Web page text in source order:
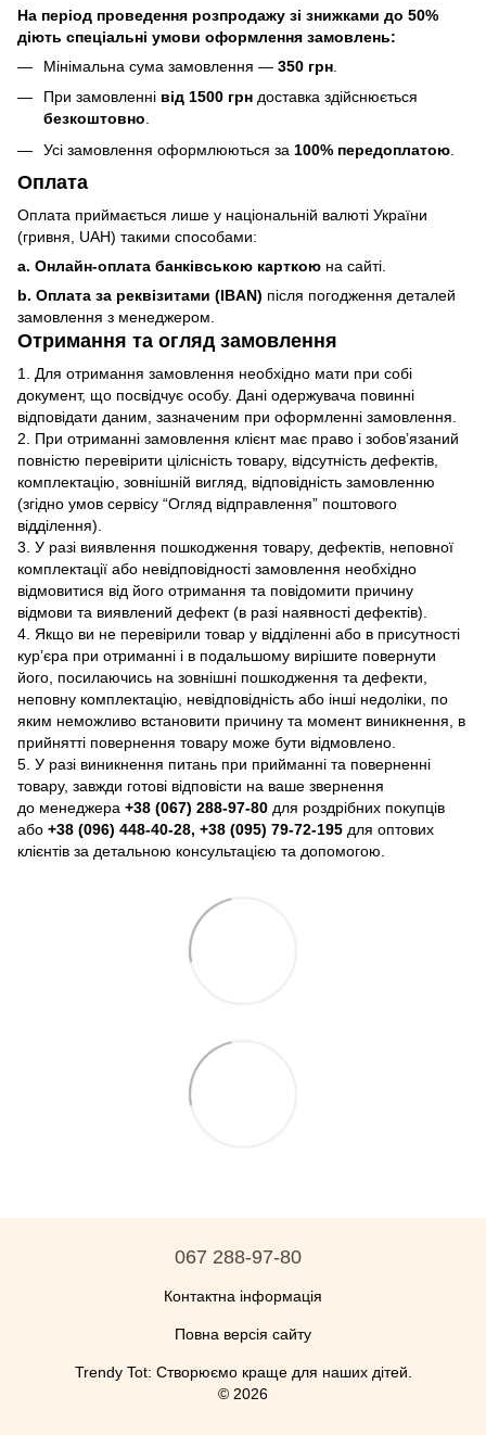
На період проведення розпродажу зі знижками до 50%
діють спеціальні умови оформлення замовлень:
Мінімальна сума замовлення — 350 грн
При замовленні від 1500 грн доставка здійснюється
безкоштовно.
Усі замовлення оформлюються за 100% передоплатою
Оплата
Оплата приймається лише у національній валюті України
(гривня, UAH) такими способами:
a. Онлайн-оплата банківською карткою на сайті.
b. Оплата за реквізитами (IBAN) після погодження деталей
замовлення з менеджером.
Отримання та огляд замовлення
1. Для отримання замовлення необхідно мати при собі
документ, що посвідчує особу. Дані одержувача повинні
відповідати даним, зазначеним при оформленні замовлення.
2. При отриманні замовлення клієнт має право і зобов’язаний
повністю перевірити цілісність товару, відсутність дефектів,
комплектацію, зовнішній вигляд, відповідність замовленню
(згідно умов сервісу “Огляд відправлення” поштового
відділення).
3. У разі виявлення пошкодження товару, дефектів, неповної
комплектації або невідповідності замовлення необхідно
відмовитися від його отримання та повідомити причину
відмови та виявлений дефект (в разі наявності дефектів).
4. Якщо ви не перевірили товар у відділенні або в присутності
кур’єра при отриманні і в подальшому вирішите повернути
його, посилаючись на зовнішні пошкодження та дефекти,
неповну комплектацію, невідповідність або інші недоліки, по
яким неможливо встановити причину та момент виникнення, в
прийнятті повернення товару може бути відмовлено.
5. У разі виникнення питань при прийманні та поверненні
товару, завжди готові відповісти на ваше звернення
до менеджера +38 (067) 288-97-80 для роздрібних покупців
або +38 (096) 448-40-28, +38 (095) 79-72-195 для оптових
клієнтів за детальною консультацією та допомогою.
067 288-97-80
Контактна інформація
Повна версія сайту
Trendy Tot: Створюємо краще для наших дітей.
© 2026